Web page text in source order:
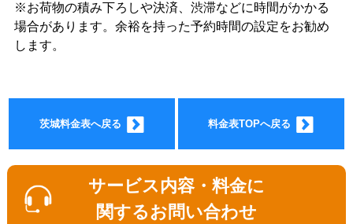
ョン料
金
※お荷物の積み下ろしや決済、渋滞などに時間がかかる
場合があります。余裕を持った予約時間の設定をお勧め
します。
茨城料金表へ戻る 料金表TOPへ戻る
サービス内容・料金に
関するお問い合わせ